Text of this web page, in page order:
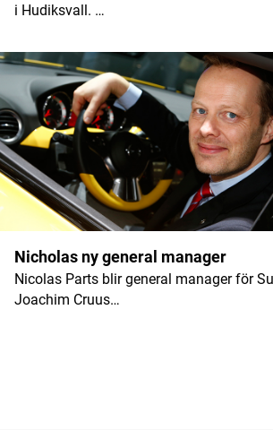
i Hudiksvall. …
Nicholas ny general manager
Nicolas Parts blir general manager för
Joachim Cruus…